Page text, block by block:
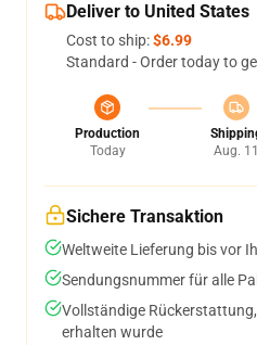
Deliver to United States
Cost to ship:$6.99
Standard - Order today to
Production
Today
Aug. 11
Sichere Transaktion
Weltweite Lieferung bis vor
Sendungsnummer für alle
Vollständige
erhalten wurde